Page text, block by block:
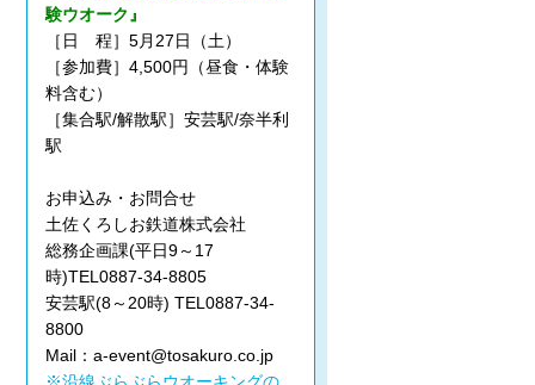
験ウオーク』
［日 程］5月27日（土）
［参加費］4,500円（昼食・体験
料含む）
［集合駅/解散駅］安芸駅/奈半利
駅
お申込み・お問合せ
土佐くろしお鉄道株式会社
総務企画課(平日9～17
時)TEL0887-34-8805
安芸駅(8～20時) TEL0887-34-
8800
Mail：a-event@tosakuro.co.jp